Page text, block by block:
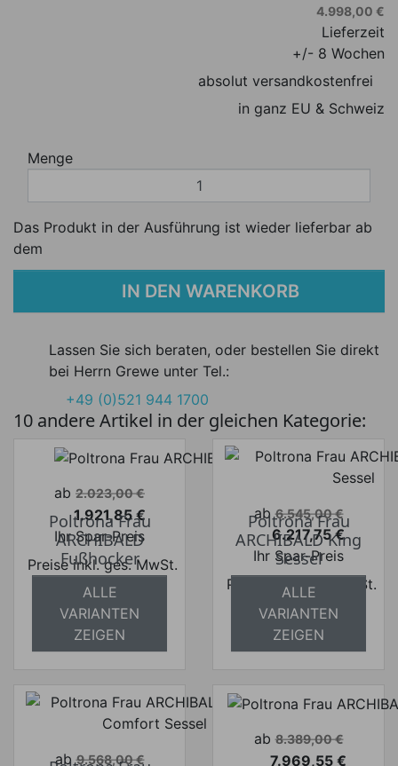
4.998,00 €
Lieferzeit
+/- 8 Wochen
absolut versandkostenfrei
in ganz EU & Schweiz
Menge
Das Produkt in der Ausführung ist wieder lieferbar ab
dem
IN DEN WARENKORB
Lassen Sie sich beraten, oder bestellen Sie direkt
bei Herrn Grewe unter Tel.:
+49 (0)521 944 1700
10 andere Artikel in der gleichen Kategorie:
Verkaufspreis
ab 2.023,00 €
Preis
1.921,85 €
Ihr Spar-Preis
Preise inkl. ges. MwSt.
absolut
versandkostenfrei
Poltrona Frau
ARCHIBALD
Fußhocker
ALLE
VARIANTEN
ZEIGEN
Verkaufspreis
ab 6.545,00 €
Preis
6.217,75 €
Ihr Spar-Preis
Preise inkl. ges. MwSt.
absolut
versandkostenfrei
Poltrona Frau
ARCHIBALD King
Sessel
ALLE
VARIANTEN
ZEIGEN
Verkaufspreis
ab 9.568,00 €
Verkaufspreis
ab 8.389,00 €
7.969,55 €